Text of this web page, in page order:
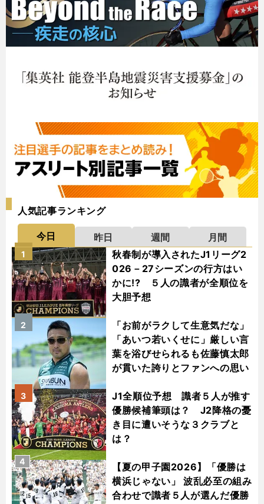
人気記事ランキング
今日 昨日 週間
月間
秋春制が導入されたJ1リーグ2
026－27シーズンの行方はい
かに!? ５人の識者が全順位を
大胆予想
1
「お前がラクして生意気だな」
「あいつ若いくせに」厳しい言
葉を浴びせられるも佐藤慎太郎
が貫いた誇りとファンへの思い
2
J1全順位予想 識者５人が推す
優勝候補筆頭は？ J2降格の憂
き目に遭いそうな３クラブと
は？
3
【夏の甲子園2026】「優勝は
横浜じゃない」 波乱必至の組み
合わせで識者５人が選んだ優勝
4